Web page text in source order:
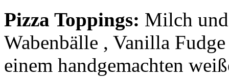
Pizza Toppings: Milch
Wabenbälle , Vanilla
einem handgemachten